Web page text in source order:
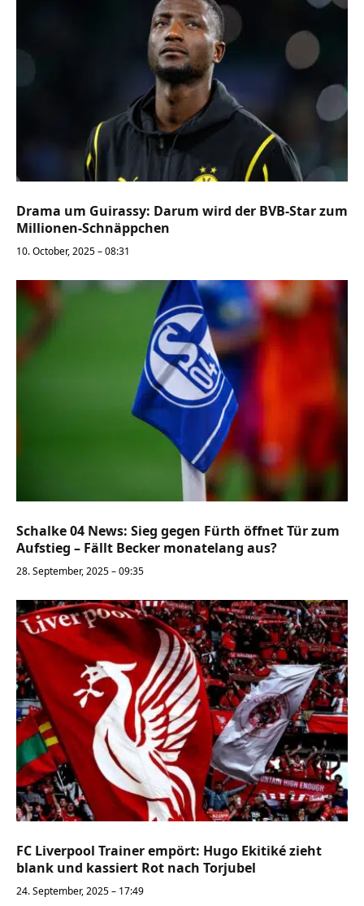
Drama um Guirassy: Darum wird der BVB-Star zum
Millionen-Schnäppchen
10. October, 2025 – 08:31
Schalke 04 News: Sieg gegen Fürth öffnet Tür zum
Aufstieg – Fällt Becker monatelang aus?
28. September, 2025 – 09:35
FC Liverpool Trainer empört: Hugo Ekitiké zieht
blank und kassiert Rot nach Torjubel
24. September, 2025 – 17:49